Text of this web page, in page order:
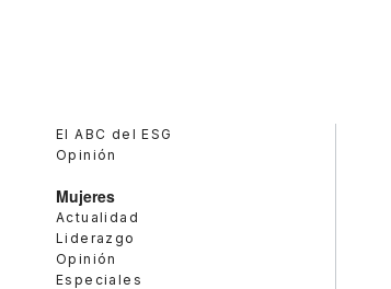
El ABC del ESG
Opinión
Mujeres
Actualidad
Liderazgo
Opinión
Especiales